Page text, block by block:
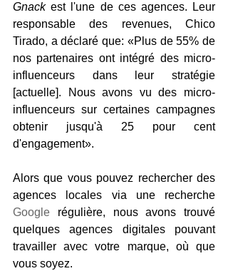
Gnack est l'une de ces agences. Leur
responsable des revenues, Chico
Tirado, a déclaré que: «Plus de 55% de
nos partenaires ont intégré des micro-
influenceurs dans leur stratégie
[actuelle]. Nous avons vu des micro-
influenceurs sur certaines campagnes
obtenir jusqu'à 25 pour cent
d'engagement».
Alors que vous pouvez rechercher des
Google régulière, nous avons trouvé
quelques agences digitales pouvant
travailler avec votre marque, où que
vous soyez.